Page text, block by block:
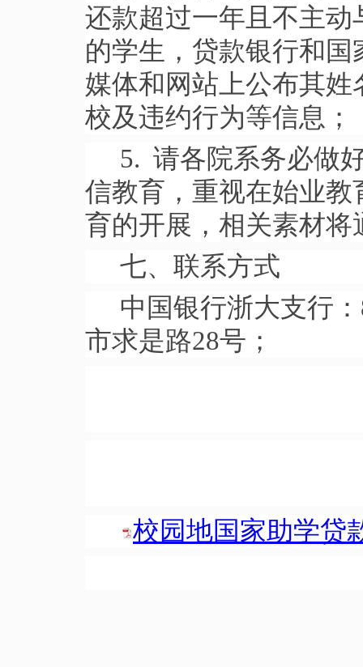
还款超过一年且不主
的学生，贷款银行和
媒体和网站上公布其
校及违约行为等信息；
5. 请各院系务必做
信教育，重视在始业
育的开展，相关素材
七、联系方式
中国银行浙大支行
市求是路28号；
校园地国家助学贷